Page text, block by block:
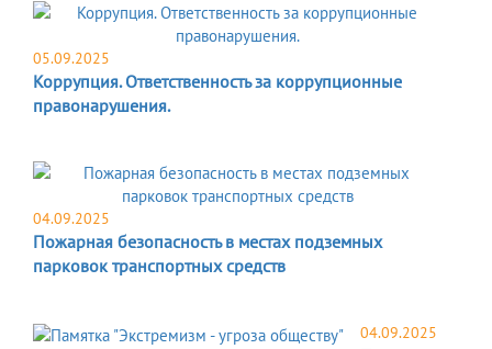
05.09.2025
Коррупция. Ответственность за коррупционные
правонарушения.
04.09.2025
Пожарная безопасность в местах подземных
парковок транспортных средств
04.09.2025